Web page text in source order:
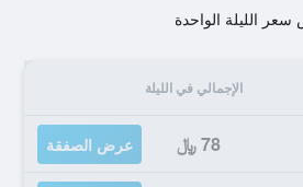
الليلة الواحدة
الإجمالي في الليلة
78 ﷼ عرض الصفقة